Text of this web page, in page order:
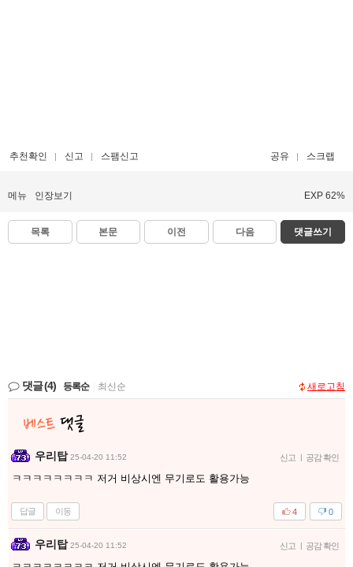
추천확인 신고 스팸신고 공유 스크랩
메뉴 인장보기 EXP 62%
목록 본문 이전 다음 댓글쓰기
댓글(4) 등록순 최신순 새로고침
우리탑 25-04-20 11:52 신고 공감 확인
ㅋㅋㅋㅋㅋㅋㅋㅋ 저거 비상시엔 무기로도 활용가능
답글 이동 0
4
우리탑 25-04-20 11:52 신고 공감 확인